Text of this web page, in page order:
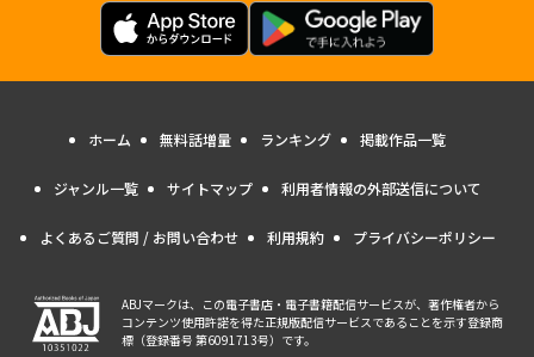
ホーム 無料話増量 ランキング 掲載作品一覧
ジャンル一覧 サイトマップ 利用者情報の外部送信について
よくあるご質問 / お問い合わせ 利用規約 プライバシーポリシー
ABJマークは、この電子書店・電子書籍配信サービスが、著作権者から
コンテンツ使用許諾を得た正規版配信サービスであることを示す登録商
標（登録番号 第6091713号）です。